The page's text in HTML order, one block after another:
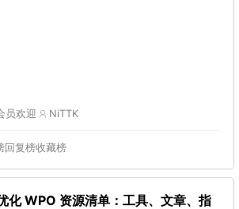
员欢迎 NiTTK
回复榜收藏榜
化 WPO 资源清单：工具、文章、指